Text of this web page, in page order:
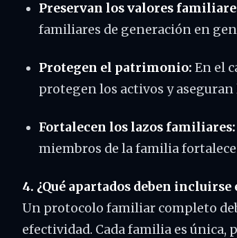
Preservan los valores
familiares de generación en
Protegen el patrimonio: En el
protegen los activos y
Fortalecen los lazos familiares:
miembros de la familia
4. ¿Qué apartados deben
Un protocolo familiar completo
efectividad. Cada familia es única,